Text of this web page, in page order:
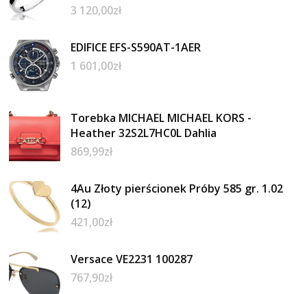
3 120,00zł
EDIFICE EFS-S590AT-1AER
1 601,00zł
Torebka MICHAEL MICHAEL KORS -
Heather 32S2L7HC0L Dahlia
869,99zł
4Au Złoty pierścionek Próby 585 gr. 1.02
(12)
421,00zł
Versace VE2231 100287
767,90zł